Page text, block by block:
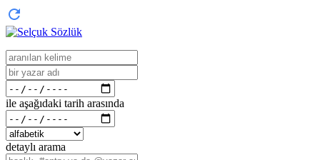
ile aşağıdaki tarih arasında
detaylı arama